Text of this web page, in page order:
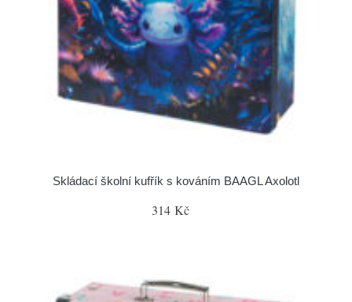
Skládací školní kufřík s kováním BAAGL Axolotl
314 Kč